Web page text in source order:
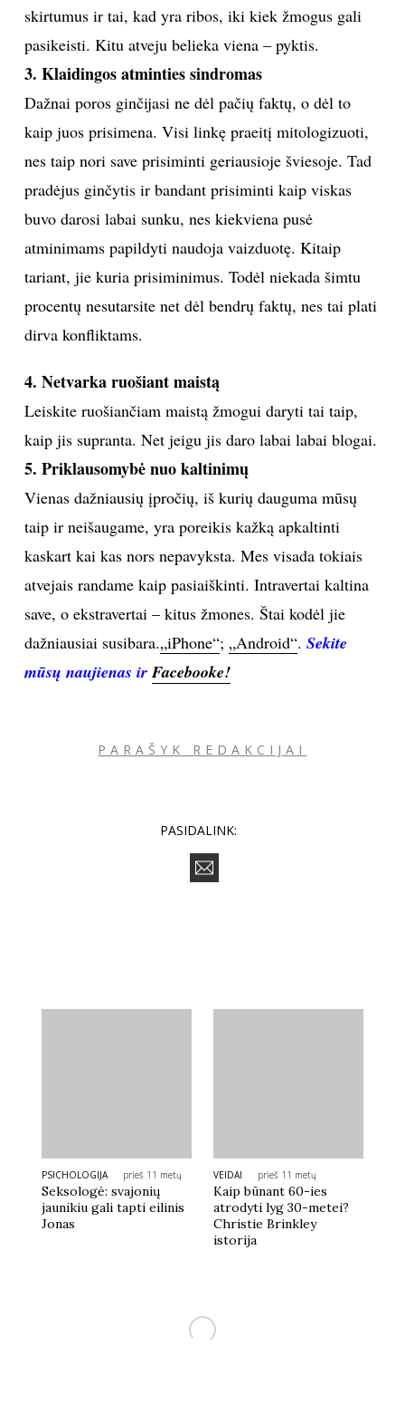
VAIKAI
NELAIMĖS
KONTAKTAI
PRIVATUMO POLITIKA
Sekite mus:
Prenumeruodami portalą,
Jūs sutinkate su
skirtumus ir tai, kad yra ribos, iki kiek žmogus gali
pasikeisti. Kitu atveju belieka viena – pyktis.
3. Klaidingos atminties sindromas
Dažnai poros ginčijasi ne dėl pačių faktų, o dėl to
kaip juos prisimena. Visi linkę praeitį mitologizuoti,
nes taip nori save prisiminti geriausioje šviesoje. Tad
pradėjus ginčytis ir bandant prisiminti kaip viskas
buvo darosi labai sunku, nes kiekviena pusė
atminimams papildyti naudoja vaizduotę. Kitaip
tariant, jie kuria prisiminimus. Todėl niekada šimtu
procentų nesutarsite net dėl bendrų faktų, nes tai plati
dirva konfliktams.
4. Netvarka ruošiant maistą
Leiskite ruošiančiam maistą žmogui daryti tai taip,
kaip jis supranta. Net jeigu jis daro labai labai blogai.
5. Priklausomybė nuo kaltinimų
Vienas dažniausių įpročių, iš kurių dauguma mūsų
taip ir neišaugame, yra poreikis kažką apkaltinti
kaskart kai kas nors nepavyksta. Mes visada tokiais
atvejais randame kaip pasiaiškinti. Intravertai kaltina
save, o ekstravertai – kitus žmones. Štai kodėl jie
dažniausiai susibara.„iPhone“; „Android“. Sekite
mūsų naujienas irFacebooke!
PARAŠYK REDAKCIJAI
PASIDALINK:
PSICHOLOGIJA prieš 11 metų
Seksologė: svajonių
jaunikiu gali tapti eilinis
Jonas
VEIDAI prieš 11 metų
Kaip būnant 60-ies
atrodyti lyg 30-metei?
Christie Brinkley
istorija